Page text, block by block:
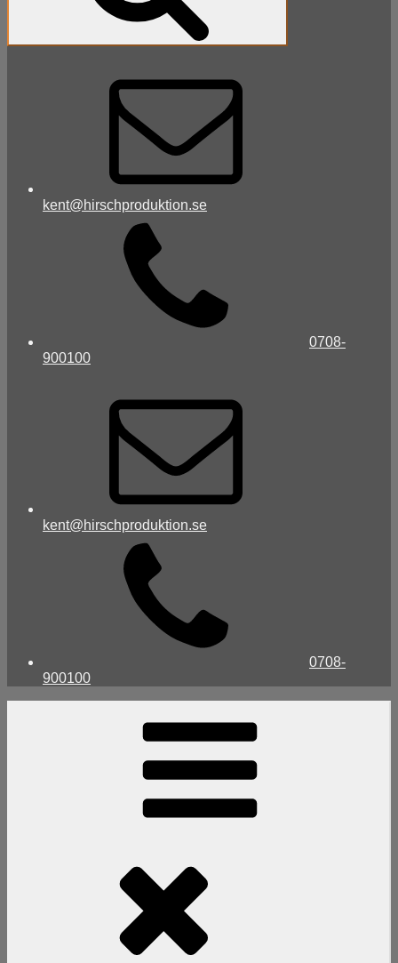
kent@hirschproduktion.se
0708-
900100
kent@hirschproduktion.se
0708-
900100